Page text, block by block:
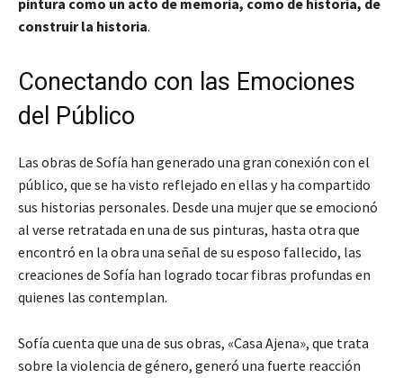
pintura como un acto de memoria, como de historia, de
construir la historia.
Conectando con las Emociones
del Público
Las obras de Sofía han generado una gran conexión con el
público, que se ha visto reflejado en ellas y ha compartido
sus historias personales. Desde una mujer que se emocionó
al verse retratada en una de sus pinturas, hasta otra que
encontró en la obra una señal de su esposo fallecido, las
creaciones de Sofía han logrado tocar fibras profundas en
quienes las contemplan.
Sofía cuenta que una de sus obras, «Casa Ajena», que trata
sobre la violencia de género, generó una fuerte reacción